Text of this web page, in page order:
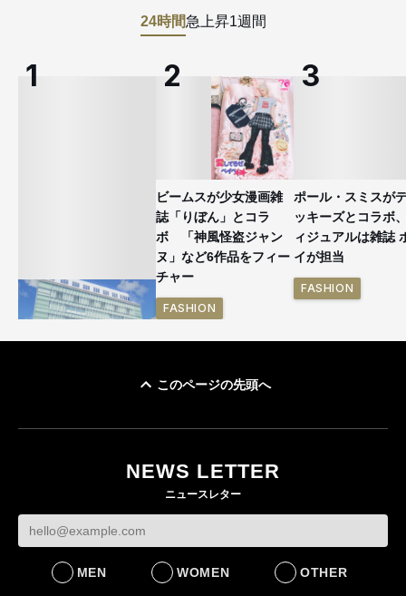
24時間急上昇1週間
ビームスが少女漫画雑
誌「りぼん」とコラ
ボ 「神風怪盗ジャン
ヌ」など6作品をフィー
チャー
FASHION
ポール・スミスが
ッキーズとコラボ
ィジュアルは雑誌
イが担当
FASHION
このページの先頭へ
NEWS LETTER
ニュースレター
MEN WOMEN OTHER